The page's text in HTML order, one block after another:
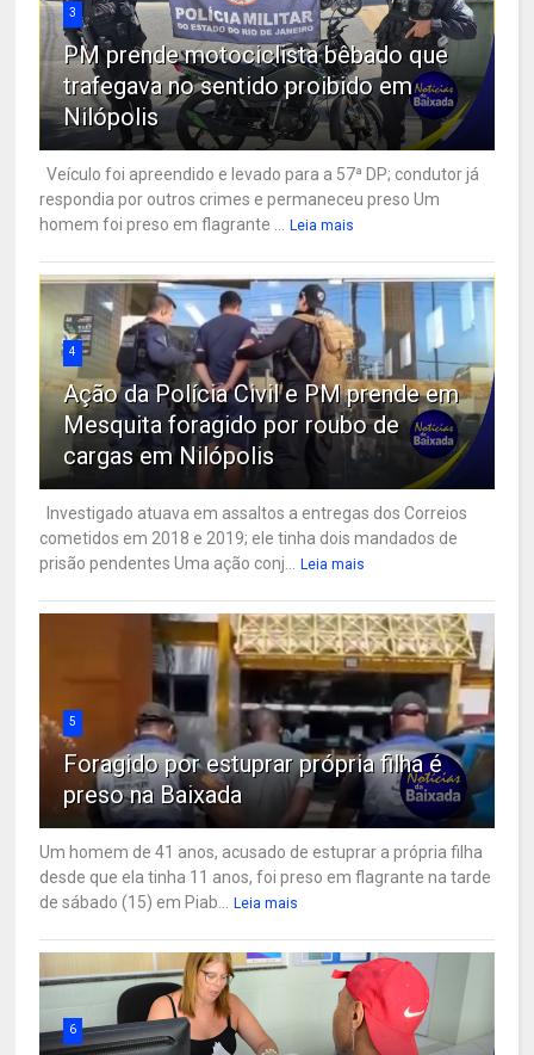
3
PM prende motociclista bêbado que
trafegava no sentido proibido em
Nilópolis
Veículo foi apreendido e levado para a 57ª DP; condutor já
respondia por outros crimes e permaneceu preso Um
homem foi preso em flagrante ...
Leia mais
4
Ação da Polícia Civil e PM prende em
Mesquita foragido por roubo de
cargas em Nilópolis
Investigado atuava em assaltos a entregas dos Correios
cometidos em 2018 e 2019; ele tinha dois mandados de
prisão pendentes Uma ação conj...
Leia mais
5
Foragido por estuprar própria filha é
preso na Baixada
Um homem de 41 anos, acusado de estuprar a própria filha
desde que ela tinha 11 anos, foi preso em flagrante na tarde
de sábado (15) em Piab...
Leia mais
6